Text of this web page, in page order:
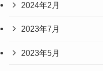
2024年2月
2023年7月
2023年5月